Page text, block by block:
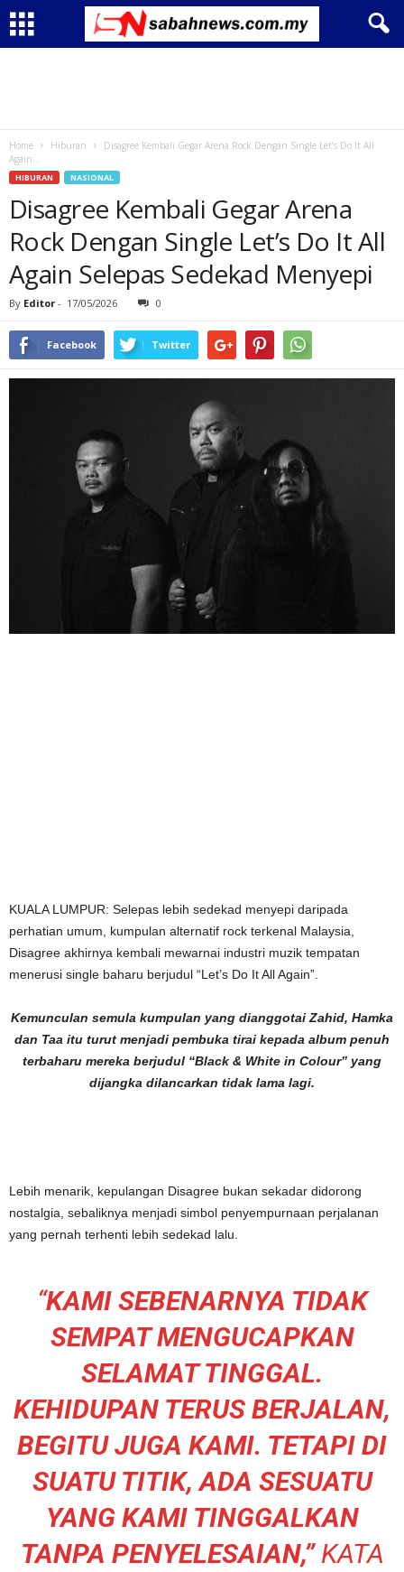
Home Hiburan
Disagree Kembali Gegar Arena Rock Dengan Single Let’s Do It All
Again...
HIBURAN NASIONAL
Disagree Kembali Gegar Arena
Rock Dengan Single Let’s Do It All
Again Selepas Sedekad Menyepi
By Editor - 17/05/2026 0
Facebook Twitter
KUALA LUMPUR: Selepas lebih sedekad menyepi daripada
perhatian umum, kumpulan alternatif rock terkenal Malaysia,
Disagree akhirnya kembali mewarnai industri muzik tempatan
menerusi single baharu berjudul “Let’s Do It All Again”.
Kemunculan semula kumpulan yang dianggotai Zahid, Hamka
dan Taa itu turut menjadi pembuka tirai kepada album penuh
terbaharu mereka berjudul “Black & White in Colour” yang
dijangka dilancarkan tidak lama lagi.
Lebih menarik, kepulangan Disagree bukan sekadar didorong
nostalgia, sebaliknya menjadi simbol penyempurnaan perjalanan
yang pernah terhenti lebih sedekad lalu.
“KAMI SEBENARNYA TIDAK
SEMPAT MENGUCAPKAN
SELAMAT TINGGAL.
KEHIDUPAN TERUS BERJALAN,
BEGITU JUGA KAMI. TETAPI DI
SUATU TITIK, ADA SESUATU
YANG KAMI TINGGALKAN
TANPA PENYELESAIAN,”KATA